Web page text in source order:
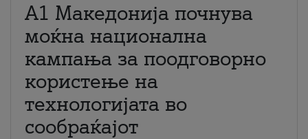
A1 Македонија почнува
моќна национална
кампања за поодговорно
користење на
технологијата во
сообраќајот